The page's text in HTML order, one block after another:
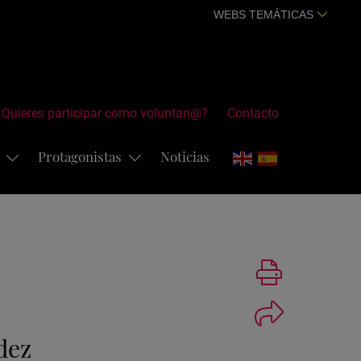
WEBS TEMÁTICAS
participar como voluntari@? Contacto
Protagonistas Noticias